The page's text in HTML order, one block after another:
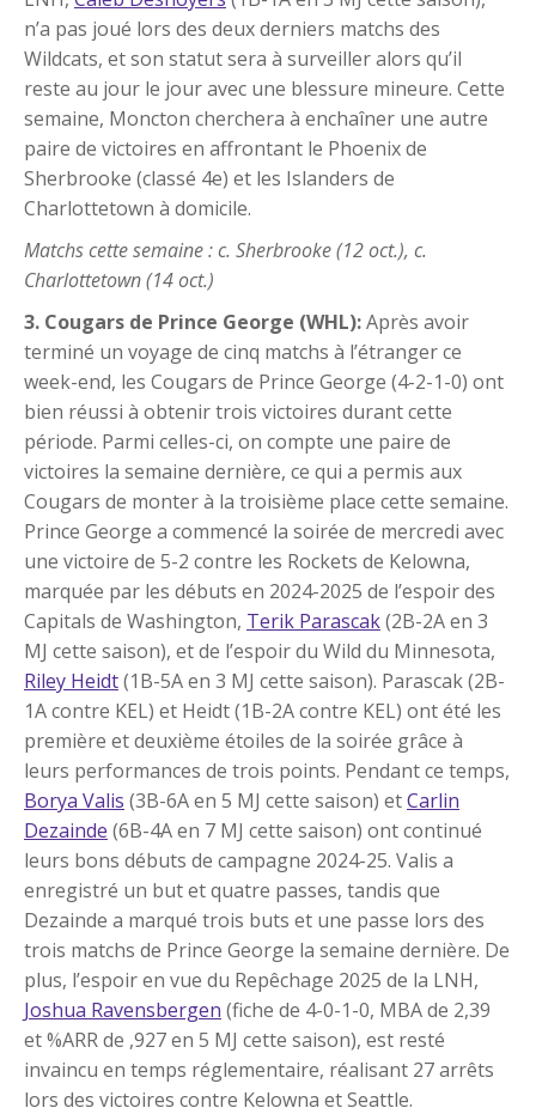
n’a pas joué lors des deux derniers matchs des
Wildcats, et son statut sera à surveiller alors qu’il
reste au jour le jour avec une blessure mineure. Cette
semaine, Moncton cherchera à enchaîner une autre
paire de victoires en affrontant le Phoenix de
Sherbrooke (classé 4e) et les Islanders de
Charlottetown à domicile.
Matchs cette semaine : c. Sherbrooke (12 oct.), c.
Charlottetown (14 oct.)
3. Cougars de Prince George (WHL):Après avoir
terminé un voyage de cinq matchs à l’étranger ce
week-end, les Cougars de Prince George (4-2-1-0) ont
bien réussi à obtenir trois victoires durant cette
période. Parmi celles-ci, on compte une paire de
victoires la semaine dernière, ce qui a permis aux
Cougars de monter à la troisième place cette semaine.
Prince George a commencé la soirée de mercredi avec
une victoire de 5-2 contre les Rockets de Kelowna,
marquée par les débuts en 2024-2025 de l’espoir des
Capitals de Washington, Terik Parascak(2B-2A en 3
MJ cette saison), et de l’espoir du Wild du Minnesota,
Riley Heidt(1B-5A en 3 MJ cette saison). Parascak (2B-
1A contre KEL) et Heidt (1B-2A contre KEL) ont été les
première et deuxième étoiles de la soirée grâce à
leurs performances de trois points. Pendant ce temps,
Borya Valis (3B-6A en 5 MJ cette saison) etCarlin
Dezainde (6B-4A en 7 MJ cette saison) ont continué
leurs bons débuts de campagne 2024-25. Valis a
enregistré un but et quatre passes, tandis que
Dezainde a marqué trois buts et une passe lors des
trois matchs de Prince George la semaine dernière. De
plus, l’espoir en vue du Repêchage 2025 de la LNH,
Joshua Ravensbergen (fiche de 4-0-1-0, MBA de 2,39
et %ARR de ,927 en 5 MJ cette saison), est resté
invaincu en temps réglementaire, réalisant 27 arrêts
lors des victoires contre Kelowna et Seattle.